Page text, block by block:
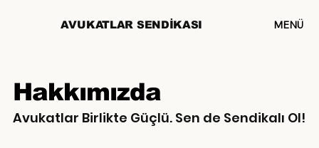
AVUKATLAR SENDİKASI MENÜ
Hakkımızda
Avukatlar Birlikte Güçlü. Sen de Sendikalı Ol!